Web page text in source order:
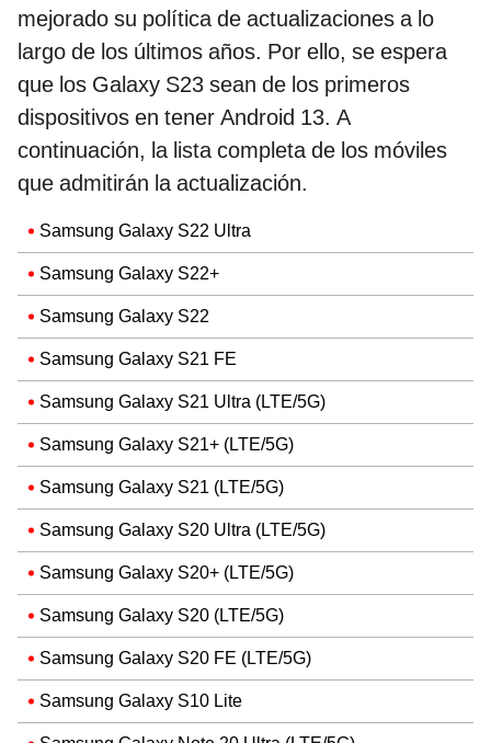
mejorado su política de actualizaciones a lo
largo de los últimos años. Por ello, se espera
que los Galaxy S23 sean de los primeros
dispositivos en tener Android 13. A
continuación, la lista completa de los móviles
que admitirán la actualización.
Samsung Galaxy S22 Ultra
Samsung Galaxy S22+
Samsung Galaxy S22
Samsung Galaxy S21 FE
Samsung Galaxy S21 Ultra (LTE/5G)
Samsung Galaxy S21+ (LTE/5G)
Samsung Galaxy S21 (LTE/5G)
Samsung Galaxy S20 Ultra (LTE/5G)
Samsung Galaxy S20+ (LTE/5G)
Samsung Galaxy S20 (LTE/5G)
Samsung Galaxy S20 FE (LTE/5G)
Samsung Galaxy S10 Lite